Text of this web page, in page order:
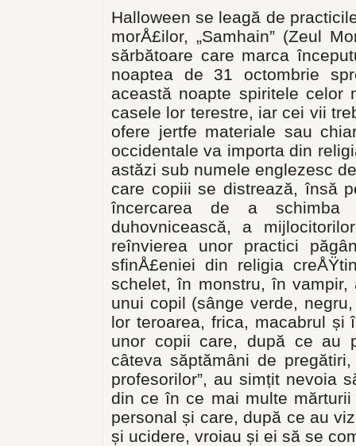
Halloween se leagă de
morÅ£ilor, „Samhain” (Zeul
sărbătoare care marca
noaptea de 31 octombrie
această noapte spiritele celor
casele lor terestre, iar cei vii
ofere jertfe materiale sau
occidentale va importa din
astăzi sub numele englezesc
care copiii se distrează, însă
încercarea de a schimba
duhovnicească, a
reînvierea unor practici
sfinÅ£eniei din religia
schelet, în monstru, în
unui copil (sânge verde,
lor teroarea, frica, macabrul și
unor copii care, după ce au
câteva săptămâni de
profesorilor”, au simțit nevoia
din ce în ce mai multe
personal și care, după ce au
și ucidere, vroiau și ei să se